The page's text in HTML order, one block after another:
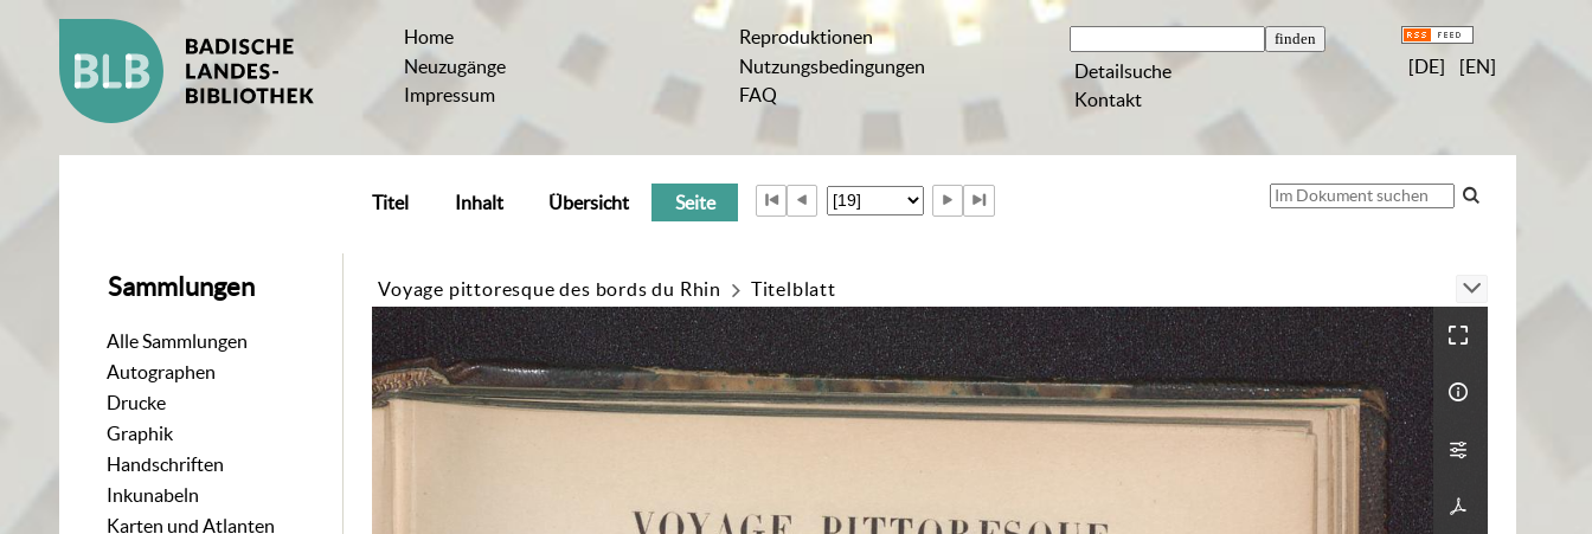
Home
Neuzugänge
Impressum
Reproduktionen
Nutzungsbedingungen
FAQ
Detailsuche
Kontakt
[DE] [EN]
Sammlungen
Alle Sammlungen
Autographen
Drucke
Graphik
Handschriften
Inkunabeln
Karten und Atlanten
Titel Inhalt Übersicht Seite
Voyage pittoresque des bords du Rhin Titelblatt